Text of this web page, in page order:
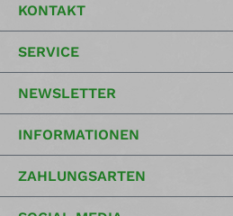
KONTAKT
SERVICE
NEWSLETTER
INFORMATIONEN
ZAHLUNGSARTEN